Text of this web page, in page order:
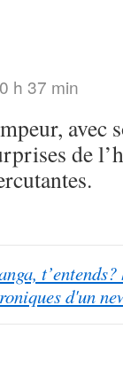
h 37 min
avec
de
d'un